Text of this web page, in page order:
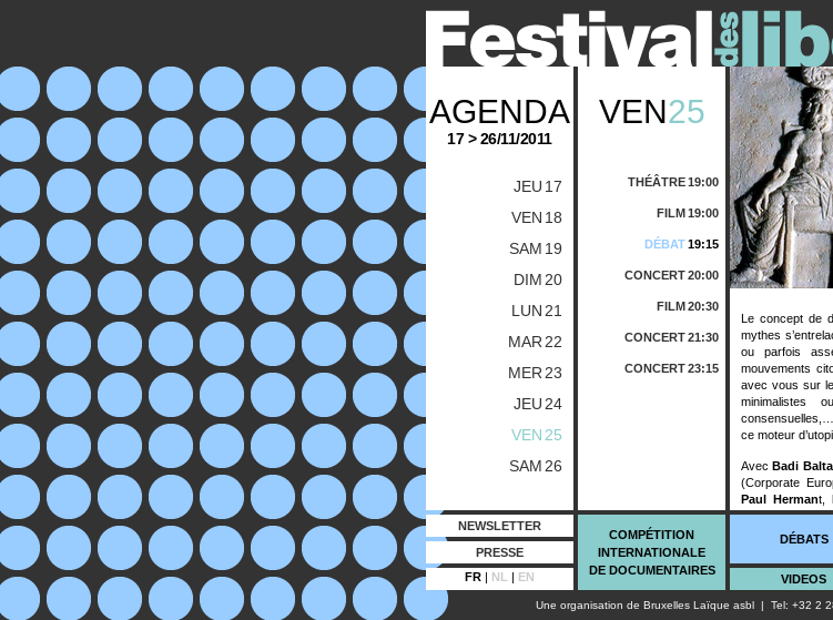
AGENDA
17 > 26/11/2011
JEU 17
VEN 18
SAM 19
DIM 20
LUN 21
MAR 22
MER 23
JEU 24
VEN 25
SAM 26
VEN25
THÉÂTRE19:00
FILM19:00
DÉBAT19:15
CONCERT20:00
FILM20:30
CONCERT21:30
CONCERT23:15
Le concept de
mythes
ou parfois
mouvements
avec vous sur
minimalistes
ce moteur
AvecBadi
(Corporate
Paul Hermant,
témoins
durant l’année
NEWSLETTER
PRESSE
FR | NL | EN
COMPÉTITION
INTERNATIONALE
DE DOCUMENTAIRES
DÉBATS
VIDEOS
Une organisation de Bruxelles Laïque asbl| Tel: +32 2